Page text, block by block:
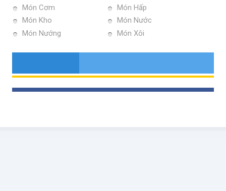
Món Cơm
Món Hấp
Món Kho
Món Nước
Món Nướng
Món Xôi